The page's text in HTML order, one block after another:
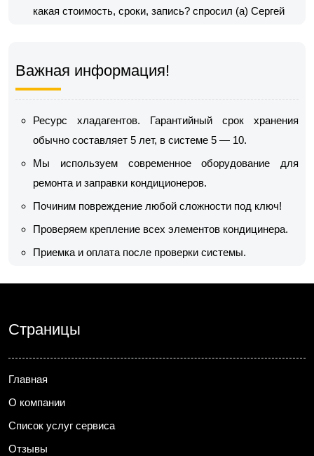
какая стоимость, сроки, запись? спросил (а) Сергей
Важная информация!
Ресурс хладагентов. Гарантийный срок хранения
обычно составляет 5 лет, в системе 5 — 10.
Мы используем современное оборудование для
ремонта и заправки кондиционеров.
Починим повреждение любой сложности под ключ!
Проверяем крепление всех элементов кондицинера.
Приемка и оплата после проверки системы.
Страницы
Главная
О компании
Список услуг сервиса
Отзывы